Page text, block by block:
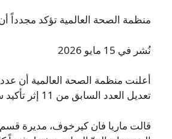
منظمة الصحة العالمية تؤكد
نُشر في 15 مايو 2026
تعديل العدد السابق من 11 إثر تأكيد سلبية اختبار شخص كان يُعتقد أنه مُصاب.
قالت ماريا فان كيرخوف، مديرة قسم